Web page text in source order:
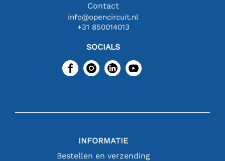
Contact
info@opencircuit.nl
+31 850014013
SOCIALS
INFORMATIE
Bestellen en verzending